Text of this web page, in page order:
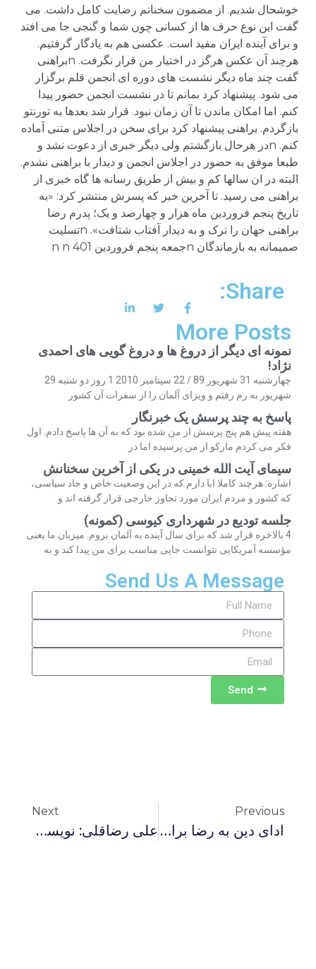
خوشحال شدیم. از مضمون سخنانم رضایت کامل داشت. می
گفت این نوع حرف ها از کسانی چون شما و گنجی جا می افتد
و برای آینده ایران مفید است. عکسی هم به یادگار گرفتیم.
هرچند آن عکس هرگز در اختیار من قرار نگرفت. nبراهنی
گفت چند ماه دیگر نشست های دوره ای انجمن قلم برگزار
می شود. پیشنهاد کرد بمانم تا در نشست انجمن حضور پیدا
کنم. اما امکان ماندن تا آن زمان نبود. قرار شد بعدها به تورنتو
بازگردم. براهنی پیشنهاد کرد برای سخن در اجلاس متنی آماده
کنم. nدر هرحال بازگشتم ولی دیگر خبری از دعوت نشد و
طبعا موفق به حضور در اجلاس انجمن و دیدار با براهنی نشدم.
البته در ان سالها کم و بیش از طریق رسانه ها گاه خبری از
براهنی می رسید. تا آخرین خبر که پسرش منتشر کرد: «به
تاریخ پنجم فروردین ماه هزار و چهارصد و یک؛ پدرم رضا
براهنی جهان را ترک و به دیدار آفتاب شتافت». nتسلیت
صمیمانه به بازماندگان nجمعه پنجم فروردین 401 n n
Share:
More Posts
نمونه ای دیگر از دروغ ها و دروغ گویی های احمدی
نژاد!
چهارشنبه 31 شهریور 89 / 22 سپتامبر 2010 1 روز دو شنبه 29
شهریور به رم رفتم و ویزای آلمان را از سفرات آن کشور
پاسخ به چند پرسش یک خبرنگار
هفته پیش هم پنج پرسش از من شده بود که به آن ها پاسخ دادم. اول
فکر می کردم مارکو از من پرسیده اما در
سیمای آیت الله خمینی در یکی از آخرین سخنانش
اشاره: هرچند کاملا ابا دارم که در این وضعیت خاص و حاد سیاسی،
که کشور و مردم ایران مورد تجاوز خارجی قرار گرفته اند و
جلسه تودیع در شهرداری کیوسی (کمونه)
4 بالاخره قرار شد که برای سال آینده به آلمان بروم. میزبان ما یعنی
مؤسسه آمریکایی نتوانست جایی مناسب برای من پیدا کند و به
Send Us A Message
Send
Previous
ادای دین به رضا براهنی
Next
علی رضاقلی: نویسنده ای که جرأت دانستن و نوآوری داشت